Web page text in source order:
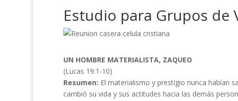
Estudio para Grupos de
UN HOMBRE MATERIALISTA, ZAQUEO
(Lucas 19:1-10)
Resumen: El materialismo y prestigio nunca habían
cambió su vida y sus actitudes hacia las demás